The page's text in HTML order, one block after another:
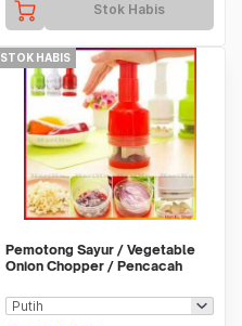
Stok Habis
STOK HABIS
Pemotong Sayur / Vegetable
Onion Chopper / Pencacah